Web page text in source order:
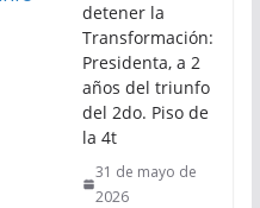
detener la
Transformación:
Presidenta, a 2
años del triunfo
del 2do. Piso de
la 4t
31 de mayo de
2026